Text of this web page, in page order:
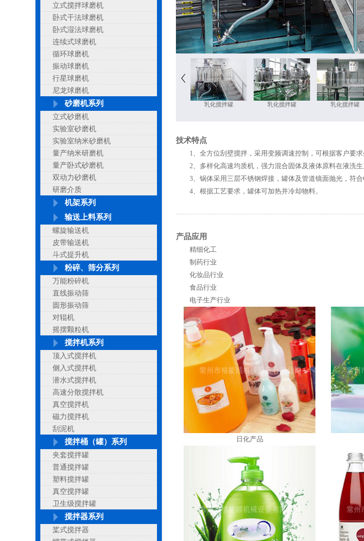
立式搅拌球磨机
卧式干法球磨机
卧式湿法球磨机
连续式球磨机
循环球磨机
振动球磨机
行星球磨机
尼龙球磨机
砂磨机系列
立式砂磨机
实验室砂磨机
实验室纳米砂磨机
量产纳米研磨机
量产卧式砂磨机
双动力砂磨机
研磨介质
机架系列
输送上料系列
螺旋输送机
皮带输送机
斗式提升机
粉碎、筛分系列
万能粉碎机
直线振动筛
圆形振动筛
对辊机
摇摆颗粒机
搅拌机系列
顶入式搅拌机
侧入式搅拌机
潜水式搅拌机
高速分散搅拌机
真空搅拌机
磁力搅拌机
刮泥机
搅拌桶（罐）系列
夹套搅拌罐
普通搅拌罐
塑料搅拌罐
真空搅拌罐
卫生级搅拌罐
搅拌器系列
桨式搅拌器
乳化搅拌罐 乳化搅拌罐 乳化搅拌罐
技术特点
1、全方位刮壁搅拌，采用变频调速控制，可根据客户要求
2、多样化高速均质机，强力混合固体及液体原料在液洗生
3、锅体采用三层不锈钢焊接，罐体及管道镜面抛光，符合
4、根据工艺要求，罐体可加热并冷却物料。
产品应用
精细化工
制药行业
化妆品行业
食品行业
电子生产行业
日化产品